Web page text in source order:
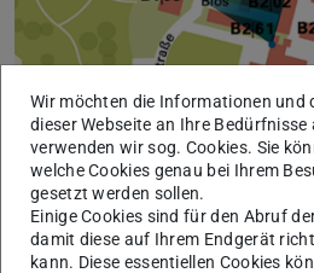
Live Bilder
Wir möchten die Informationen und
dieser Webseite an Ihre Bedürfnisse
verwenden wir sog. Cookies. Sie
welche Cookies genau bei Ihrem
gesetzt werden sollen.
Einige Cookies sind für den Abruf
damit diese auf Ihrem Endgerät
kann. Diese essentiellen Cookies